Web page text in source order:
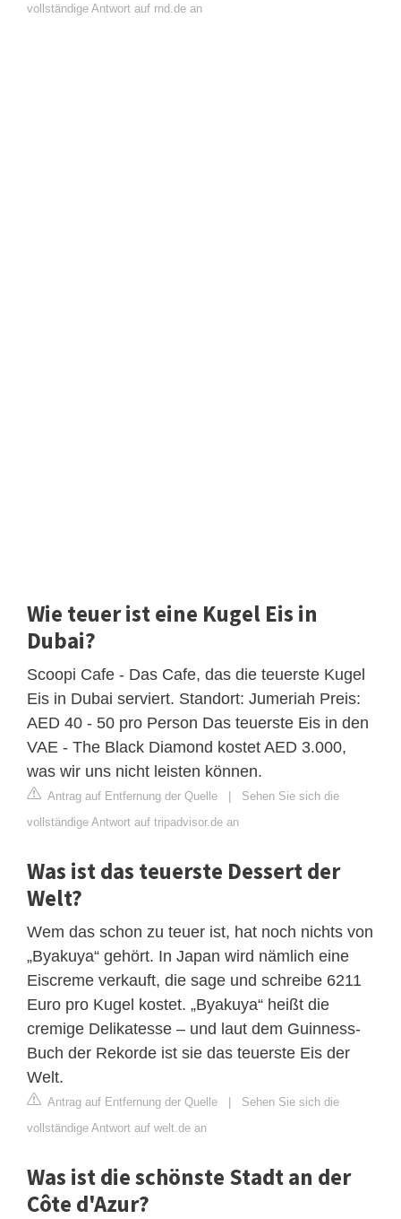
vollständige Antwort auf rnd.de an
Wie teuer ist eine Kugel Eis in
Dubai?
Scoopi Cafe - Das Cafe, das die teuerste Kugel
Eis in Dubai serviert. Standort: Jumeriah Preis:
AED 40 - 50 pro Person Das teuerste Eis in den
VAE - The Black Diamond kostet AED 3.000,
was wir uns nicht leisten können.
Antrag auf Entfernung der Quelle | Sehen Sie sich die
vollständige Antwort auf tripadvisor.de an
Was ist das teuerste Dessert der
Welt?
Wem das schon zu teuer ist, hat noch nichts von
„Byakuya“ gehört. In Japan wird nämlich eine
Eiscreme verkauft, die sage und schreibe 6211
Euro pro Kugel kostet. „Byakuya“ heißt die
cremige Delikatesse – und laut dem Guinness-
Buch der Rekorde ist sie das teuerste Eis der
Welt.
Antrag auf Entfernung der Quelle | Sehen Sie sich die
vollständige Antwort auf welt.de an
Was ist die schönste Stadt an der
Côte d'Azur?